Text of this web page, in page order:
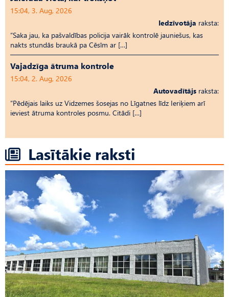
15:04, 3. Aug, 2026
Iedzīvotāja raksta:
“Saka jau, ka pašvaldības policija vairāk kontrolē jauniešus, kas
nakts stundās braukā pa Cēsīm ar […]
Vajadzīga ātruma kontrole
15:04, 2. Aug, 2026
Autovadītājs raksta:
“Pēdējais laiks uz Vid­ze­mes šosejas no Līgatnes līdz Ieriķiem arī
ieviest ātruma kontroles posmu. Citādi […]
Lasītākie raksti